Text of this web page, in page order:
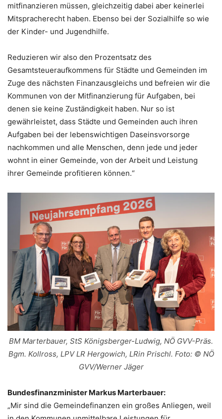
mitfinanzieren müssen, gleichzeitig dabei aber keinerlei
Mitspracherecht haben. Ebenso bei der Sozialhilfe so wie
der Kinder- und Jugendhilfe.
Reduzieren wir also den Prozentsatz des
Gesamtsteueraufkommens für Städte und Gemeinden im
Zuge des nächsten Finanzausgleichs und befreien wir die
Kommunen von der Mitfinanzierung für Aufgaben, bei
denen sie keine Zuständigkeit haben. Nur so ist
gewährleistet, dass Städte und Gemeinden auch ihren
Aufgaben bei der lebenswichtigen Daseinsvorsorge
nachkommen und alle Menschen, denn jede und jeder
wohnt in einer Gemeinde, von der Arbeit und Leistung
ihrer Gemeinde profitieren können.“
BM Marterbauer, StS Königsberger-Ludwig, NÖ GVV-Präs.
Bgm. Kollross, LPV LR Hergowich, LRin Prischl. Foto: © NÖ
GVV/Werner Jäger
Bundesfinanzminister Markus Marterbauer:
„Mir sind die Gemeindefinanzen ein großes Anliegen, weil